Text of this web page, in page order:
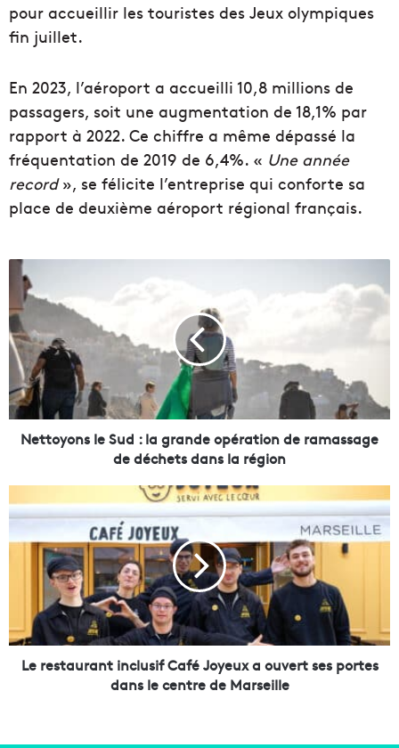
pour accueillir les touristes des Jeux olympiques
fin juillet.
En 2023, l’aéroport a accueilli 10,8 millions de
passagers, soit une augmentation de 18,1% par
rapport à 2022. Ce chiffre a même dépassé la
fréquentation de 2019 de 6,4%. « Une année
record», se félicite l’entreprise qui conforte sa
place de deuxième aéroport régional français.
N
t
t
o
y
n
s
d
l
a
n
Nettoyons le Sud : la grande opération de ramassage
de déchets dans la région
e
e
u
r
Le restaurant inclusif Café Joyeux a ouvert ses portes
dans le centre de Marseille